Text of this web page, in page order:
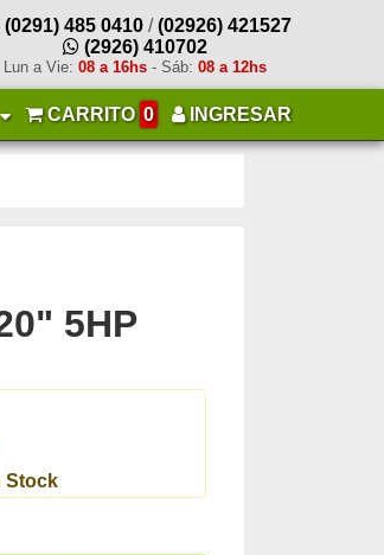
(0291) 485 0410 /(02926) 421527
(2926) 410702
Lun a Vie: 08 a 16hs- Sáb: 08 a 12hs
CARRITO 0 INGRESAR
5HP
Stock